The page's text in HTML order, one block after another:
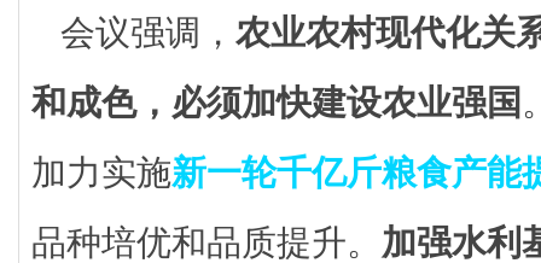
会议强调， 农业农村现代化关
和成色，必须加快建设农业强国
加力实施新一轮千亿斤粮食产能
品种培优和品质提升。 加强水利